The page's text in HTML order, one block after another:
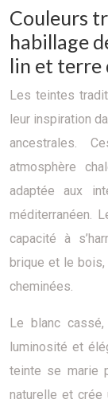
Couleurs
habillage
lin et terre
Les teintes
leur inspiration
ancestrales.
atmosphère
adaptée aux
méditerranéen.
capacité à
brique et le
cheminées.
Le blanc
luminosité et
teinte se marie
naturelle et crée